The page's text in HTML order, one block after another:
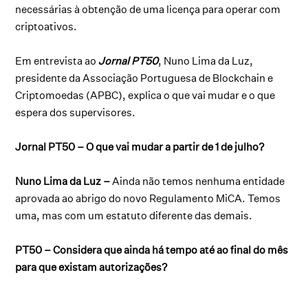
necessárias à obtenção de uma licença para operar com
criptoativos.
Em entrevista aoJornal PT50, Nuno Lima da Luz,
presidente da Associação Portuguesa de Blockchain e
Criptomoedas (APBC), explica o que vai mudar e o que
espera dos supervisores.
Jornal PT50 – O que vai mudar a partir de 1 de julho?
Nuno Lima da Luz –Ainda não temos nenhuma entidade
aprovada ao abrigo do novo Regulamento MiCA. Temos
uma, mas com um estatuto diferente das demais.
PT50 – Considera que ainda há tempo até ao final do mês
para que existam autorizações?